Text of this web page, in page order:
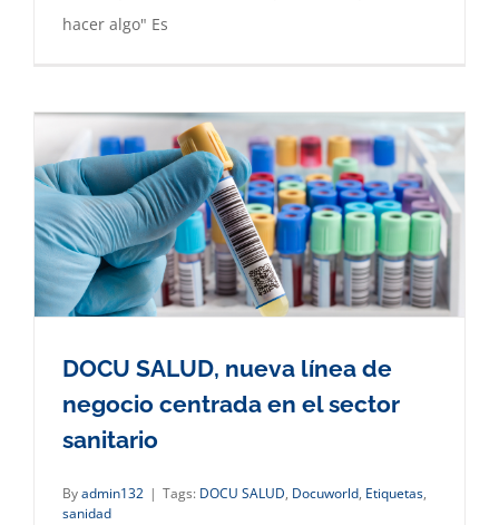
hacer algo" Es
DOCU SALUD, nueva línea de
negocio centrada en el sector
sanitario
Byadmin132 | Tags: DOCU SALUD, Docuworld, Etiquetas,
sanidad